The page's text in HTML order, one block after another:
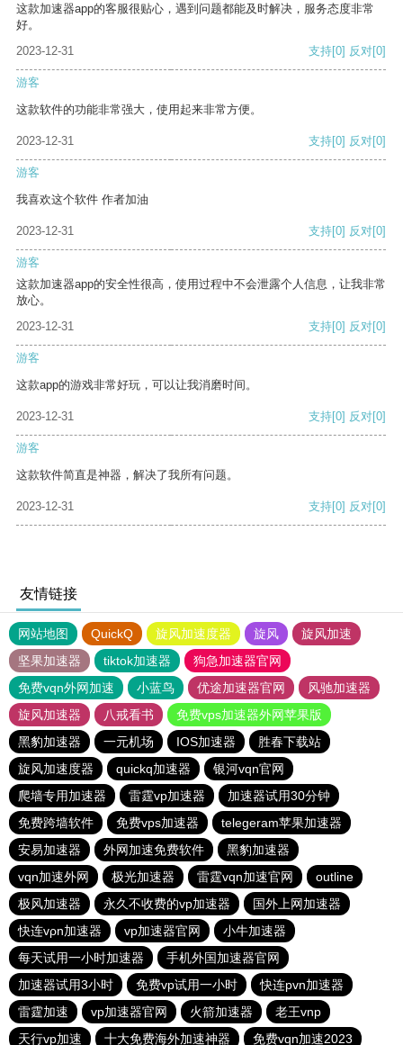
这款加速器app的客服很贴心，遇到问题都能及时解决，服务态度非常
好。
2023-12-31
支持[0] 反对[0]
游客
这款软件的功能非常强大，使用起来非常方便。
2023-12-31 支持[0] 反对[0]
游客
我喜欢这个软件 作者加油
2023-12-31 支持[0] 反对[0]
游客
这款加速器app的安全性很高，使用过程中不会泄露个人信息，让我非常
放心。
2023-12-31
支持[0] 反对[0]
游客
这款app的游戏非常好玩，可以让我消磨时间。
2023-12-31 支持[0] 反对[0]
游客
这款软件简直是神器，解决了我所有问题。
2023-12-31 支持[0] 反对[0]
友情链接
网站地图 QuickQ 旋风加速度器 旋风
旋风加速
坚果加速器
tiktok加速器
狗急加速器官网
免费vqn外网加速
小蓝鸟 优途加速器官网
风驰加速器
旋风加速器
八戒看书
免费vps加速器外网苹果版
黑豹加速器
一元机场 IOS加速器
胜春下载站
旋风加速度器
quickq加速器
银河vqn官网
爬墙专用加速器
雷霆vp加速器
加速器试用30分钟
免费跨墙软件
免费vps加速器
telegeram苹果加速器
安易加速器
外网加速免费软件
黑豹加速器
vqn加速外网
极光加速器 雷霆vqn加速官网
outline
极风加速器
永久不收费的vp加速器
国外上网加速器
快连vρn加速器
vp加速器官网
小牛加速器
每天试用一小时加速器
手机外国加速器官网
加速器试用3小时
免费vp试用一小时
快连pvn加速器
雷霆加速
vp加速器官网 火箭加速器
老王vnp
天行vp加速
十大免费海外加速神器 免费vqn加速2023